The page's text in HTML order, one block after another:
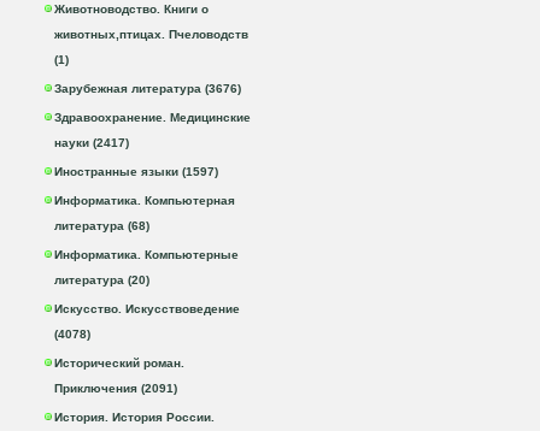
Животноводство. Книги о
животных,птицах. Пчеловодств
(1)
Зарубежная литература (3676)
Здравоохранение. Медицинские
науки (2417)
Иностранные языки (1597)
Информатика. Компьютерная
литература (68)
Информатика. Компьютерные
литература (20)
Искусство. Искусствоведение
(4078)
Исторический роман.
Приключения (2091)
История. История России.